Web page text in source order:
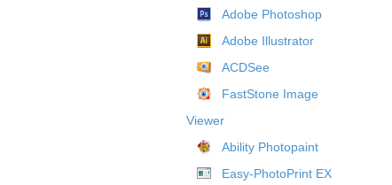
Adobe Photoshop
Adobe Illustrator
ACDSee
FastStone Image
Viewer
Ability Photopaint
Easy-PhotoPrint EX